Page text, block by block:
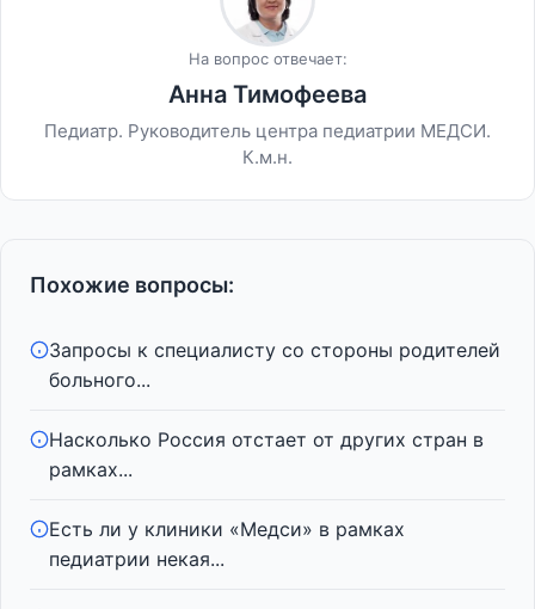
На вопрос отвечает:
Анна Тимофеева
Педиатр. Руководитель центра педиатрии МЕДСИ.
К.м.н.
Похожие вопросы:
Запросы к специалисту со стороны родителей
больного...
Насколько Россия отстает от других стран в
рамках...
Есть ли у клиники «Медси» в рамках
педиатрии некая...